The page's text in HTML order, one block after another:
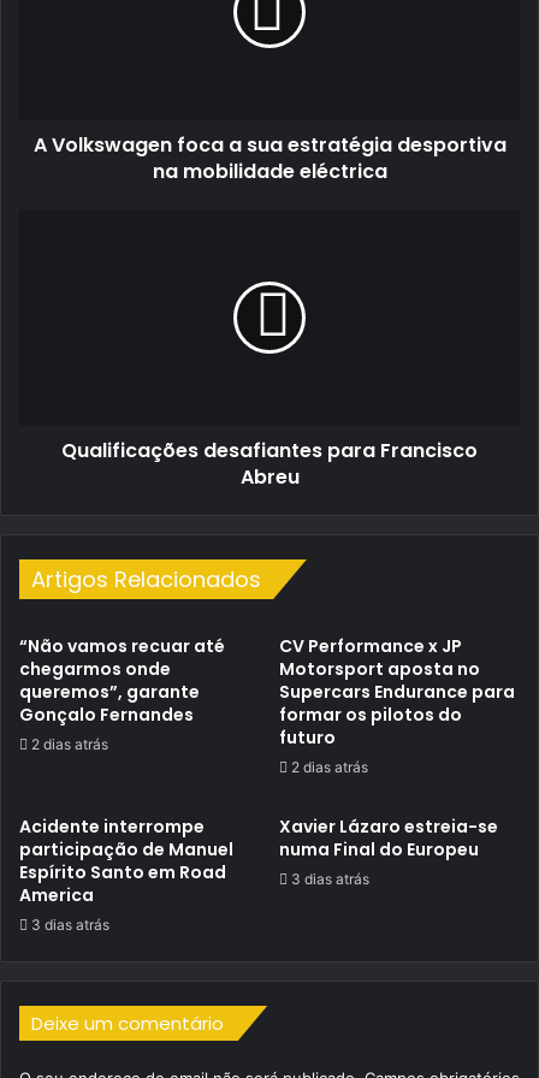
eléctrica
A Volkswagen foca a sua estratégia desportiva
na mobilidade eléctrica
Qualificações desafiantes para Francisco
Abreu
Artigos Relacionados
“Não vamos recuar até
chegarmos onde
queremos”, garante
Gonçalo Fernandes
2 dias atrás
CV Performance x JP
Motorsport aposta no
Supercars Endurance para
formar os pilotos do
futuro
2 dias atrás
Acidente interrompe
participação de Manuel
Espírito Santo em Road
America
3 dias atrás
Xavier Lázaro estreia-se
numa Final do Europeu
3 dias atrás
Deixe um comentário